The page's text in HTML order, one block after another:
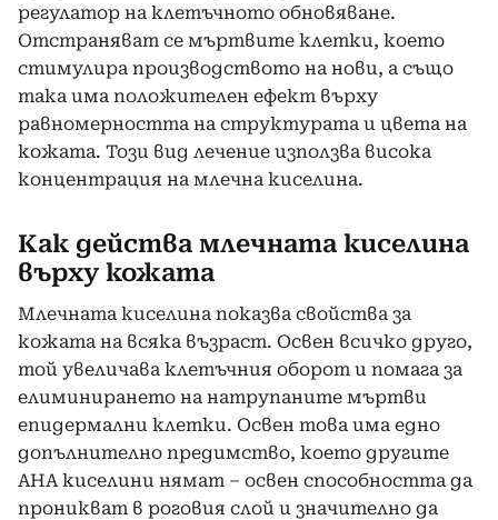
регулатор на клетъчното обновяване.
Отстраняват се мъртвите клетки, което
стимулира производството на нови, а също
така има положителен ефект върху
равномерността на структурата и цвета на
кожата. Този вид лечение използва висока
концентрация на млечна киселина.
Как действа млечната киселина
върху кожата
Млечната киселина показва свойства за
кожата на всяка възраст. Освен всичко друго,
той увеличава клетъчния оборот и помага за
елиминирането на натрупаните мъртви
епидермални клетки. Освен това има едно
допълнително предимство, което другите
AHA киселини нямат – освен способността да
проникват в роговия слой и значително да